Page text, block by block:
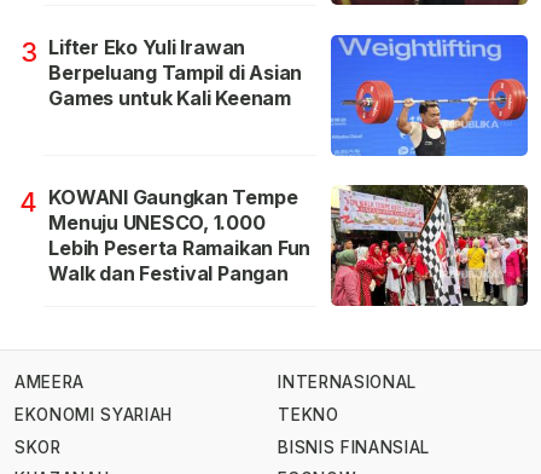
3 Lifter Eko Yuli Irawan
Berpeluang Tampil di Asian
Games untuk Kali Keenam
4 KOWANI Gaungkan Tempe
Menuju UNESCO, 1.000
Lebih Peserta Ramaikan Fun
Walk dan Festival Pangan
AMEERA
EKONOMI SYARIAH
SKOR
INTERNASIONAL
TEKNO
BISNIS FINANSIAL